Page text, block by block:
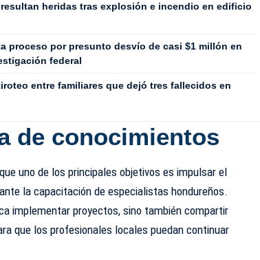
resultan heridas tras explosión e incendio en edificio
proceso por presunto desvío de casi $1 millón en
federal
entre familiares que dejó tres fallecidos en
de conocimientos
uno de los principales objetivos es impulsar el
la capacitación de especialistas hondureños.
implementar proyectos, sino también compartir
que los profesionales locales puedan continuar